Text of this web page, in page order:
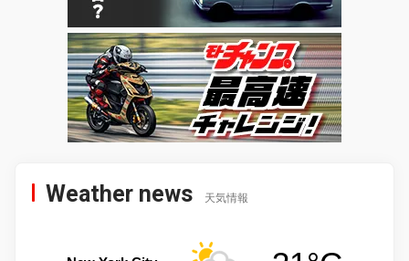
Weather news 天気情報